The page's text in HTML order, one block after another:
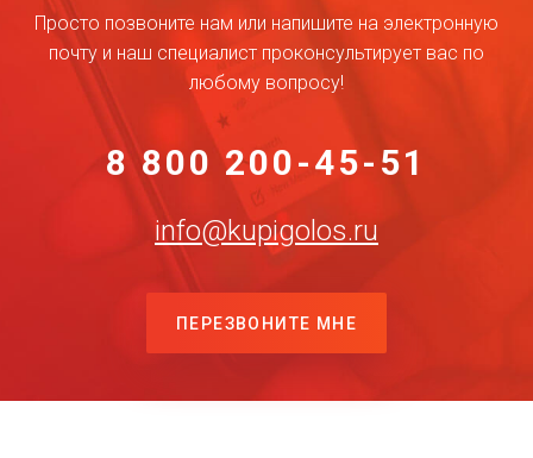
Просто позвоните нам или напишите на электронную
почту и наш специалист проконсультирует вас по
любому вопросу!
8 800 200-45-51
info@kupigolos.ru
ПЕРЕЗВОНИТЕ МНЕ